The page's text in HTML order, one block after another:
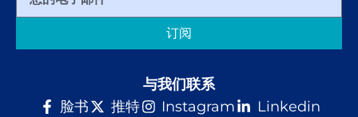
订阅
与我们联系
脸书
推特 Instagram Linkedin